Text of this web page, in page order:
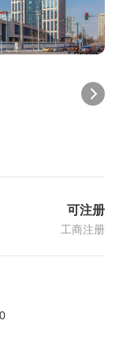
可注册
工商注册